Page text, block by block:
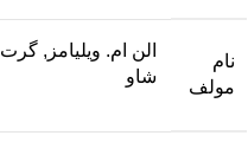
نام
مولف
الن ام. ویلیامز, گرت
شاو